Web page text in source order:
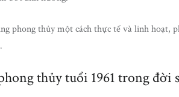
phong thủy một cách thực tế và linh hoạt,
thủy tuổi 1961 trong đời